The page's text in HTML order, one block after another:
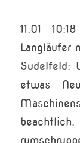
11.01
Langläufer
Sudelfeld:
etwas